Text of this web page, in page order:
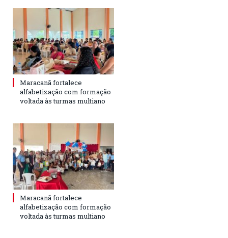
Maracanã fortalece
alfabetização com formação
voltada às turmas multiano
Maracanã fortalece
alfabetização com formação
voltada às turmas multiano